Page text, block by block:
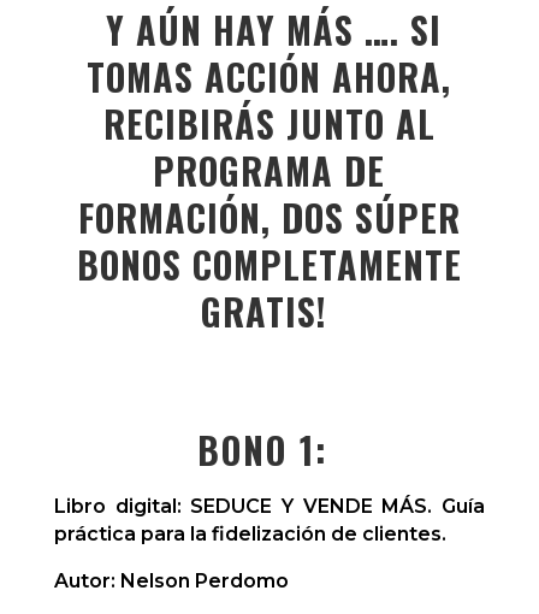
Y AÚN HAY MÁS …. SI
TOMAS ACCIÓN AHORA,
RECIBIRÁS JUNTO AL
PROGRAMA DE
FORMACIÓN, DOS SÚPER
BONOS COMPLETAMENTE
GRATIS!
BONO 1:
Libro digital: SEDUCE Y VENDE MÁS. Guía
práctica para la fidelización de clientes.
Autor: Nelson Perdomo